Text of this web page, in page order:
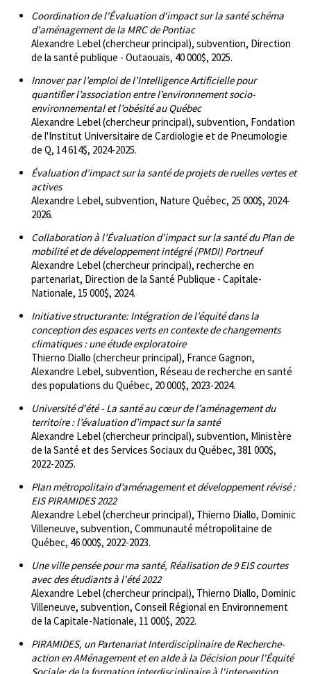
Coordination de l'Évaluation d'impact sur la santé schéma
d'aménagement de la MRC de Pontiac
Alexandre Lebel (chercheur principal), subvention, Direction
de la santé publique - Outaouais, 40 000$, 2025.
Innover par l’emploi de l’Intelligence Artificielle pour
quantifier l’association entre l’environnement socio-
environnemental et l’obésité au Québec
Alexandre Lebel (chercheur principal), subvention, Fondation
de l'Institut Universitaire de Cardiologie et de Pneumologie
de Q, 14 614$, 2024-2025.
Évaluation d’impact sur la santé de projets de ruelles vertes et
actives
Alexandre Lebel, subvention, Nature Québec, 25 000$, 2024-
2026.
Collaboration à l’Évaluation d’impact sur la santé du Plan de
mobilité et de développement intégré (PMDI) Portneuf
Alexandre Lebel (chercheur principal), recherche en
partenariat, Direction de la Santé Publique - Capitale-
Nationale, 15 000$, 2024.
Initiative structurante: Intégration de l’équité dans la
conception des espaces verts en contexte de changements
climatiques : une étude exploratoire
Thierno Diallo (chercheur principal), France Gagnon,
Alexandre Lebel, subvention, Réseau de recherche en santé
des populations du Québec, 20 000$, 2023-2024.
Université d'été - La santé au cœur de l’aménagement du
territoire : l’évaluation d’impact sur la santé
Alexandre Lebel (chercheur principal), subvention, Ministère
de la Santé et des Services Sociaux du Québec, 381 000$,
2022-2025.
Plan métropolitain d’aménagement et développement révisé :
EIS PIRAMIDES 2022
Alexandre Lebel (chercheur principal), Thierno Diallo, Dominic
Villeneuve, subvention, Communauté métropolitaine de
Québec, 46 000$, 2022-2023.
Une ville pensée pour ma santé, Réalisation de 9 EIS courtes
avec des étudiants à l'été 2022
Alexandre Lebel (chercheur principal), Thierno Diallo, Dominic
Villeneuve, subvention, Conseil Régional en Environnement
de la Capitale-Nationale, 11 000$, 2022.
PIRAMIDES, un Partenariat Interdisciplinaire de Recherche-
action en AMénagement et en aIde à la Décision pour l'Équité